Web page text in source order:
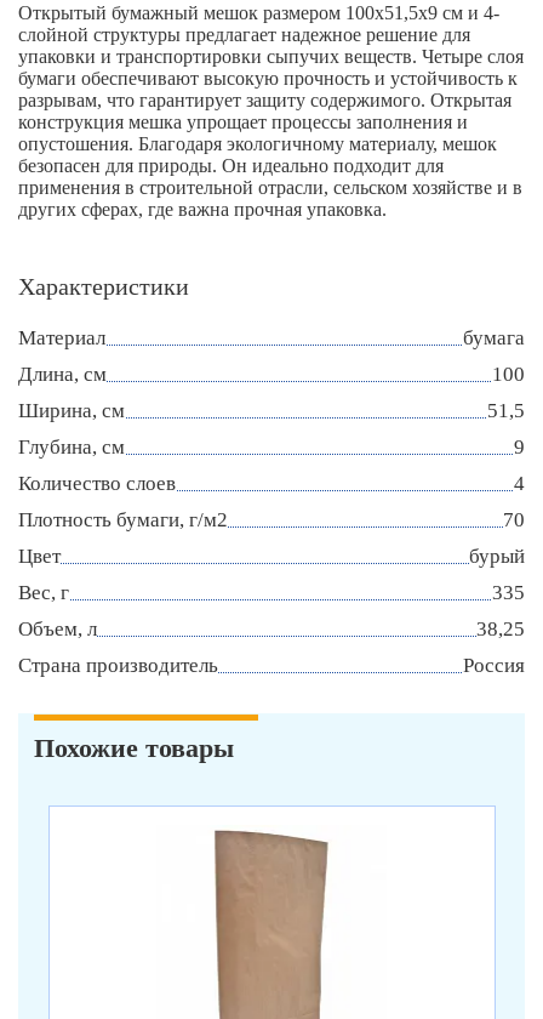
Открытый бумажный мешок размером 100х51,5х9 см и 4-
слойной структуры предлагает надежное решение для
упаковки и транспортировки сыпучих веществ. Четыре слоя
бумаги обеспечивают высокую прочность и устойчивость к
разрывам, что гарантирует защиту содержимого. Открытая
конструкция мешка упрощает процессы заполнения и
опустошения. Благодаря экологичному материалу, мешок
безопасен для природы. Он идеально подходит для
применения в строительной отрасли, сельском хозяйстве и в
других сферах, где важна прочная упаковка.
Характеристики
Материал
бумага
Длина, см
100
Ширина, см
51,5
Глубина, см
9
Количество слоев
4
Плотность бумаги, г/м2
70
Цвет
бурый
Вес, г
335
Объем, л
38,25
Страна производитель
Россия
Похожие товары